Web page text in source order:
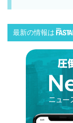
最新の情報は